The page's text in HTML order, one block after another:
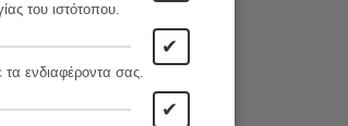
του ιστότοπου.
✔
ενδιαφέροντα σας.
✔